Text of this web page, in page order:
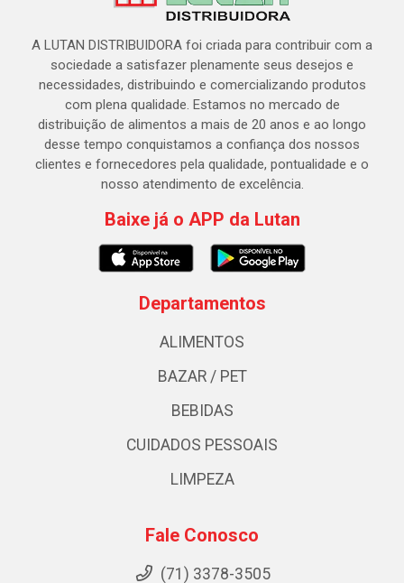
A LUTAN DISTRIBUIDORA foi criada para contribuir com a
sociedade a satisfazer plenamente seus desejos e
necessidades, distribuindo e comercializando produtos
com plena qualidade. Estamos no mercado de
distribuição de alimentos a mais de 20 anos e ao longo
desse tempo conquistamos a confiança dos nossos
clientes e fornecedores pela qualidade, pontualidade e o
nosso atendimento de excelência.
Baixe já o APP da Lutan
Departamentos
ALIMENTOS
BAZAR / PET
BEBIDAS
CUIDADOS PESSOAIS
LIMPEZA
Fale Conosco
(71) 3378-3505